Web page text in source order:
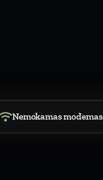
Nemokamas modemas